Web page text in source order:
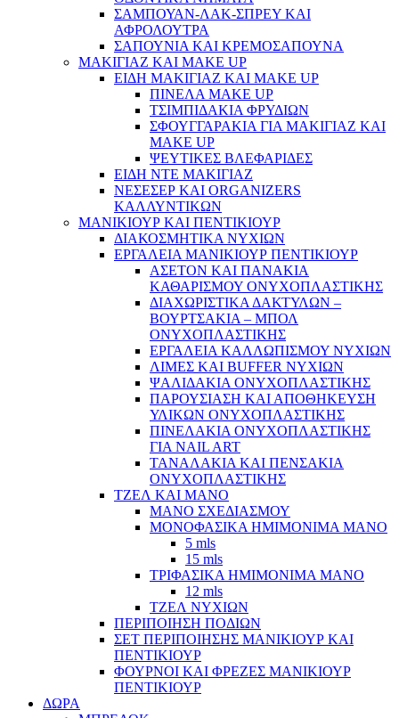
ΣΑΜΠΟΥΑΝ-ΛΑΚ-ΣΠΡΕΥ ΚΑΙ
ΑΦΡΟΛΟΥΤΡΑ
ΣΑΠΟΥΝΙΑ ΚΑΙ ΚΡΕΜΟΣΑΠΟΥΝΑ
ΜΑΚΙΓΙΑΖ ΚΑΙ MAKE UP
ΕΙΔΗ ΜΑΚΙΓΙΑΖ ΚΑΙ MAKE UP
ΠΙΝΕΛΑ MAKE UP
ΤΣΙΜΠΙΔΑΚΙΑ ΦΡΥΔΙΩΝ
ΣΦΟΥΓΓΑΡΑΚΙΑ ΓΙΑ ΜΑΚΙΓΙΑZ ΚΑΙ
MAKE UP
ΨΕΥΤΙΚΕΣ ΒΛΕΦΑΡΙΔΕΣ
ΕΙΔΗ ΝΤΕ ΜΑΚΙΓΙΑΖ
ΝΕΣΕΣΕΡ ΚΑΙ ORGANIZERS
ΚΑΛΛΥΝΤΙΚΩΝ
ΜΑΝΙΚΙΟΥΡ ΚΑΙ ΠΕΝΤΙΚΙΟΥΡ
ΔΙΑΚΟΣΜΗΤΙΚΑ ΝΥΧΙΩΝ
ΕΡΓΑΛΕΙΑ ΜΑΝΙΚΙΟΥΡ ΠΕΝΤΙΚΙΟΥΡ
ΑΣΕΤΟΝ ΚΑΙ ΠΑΝΑΚΙΑ
ΚΑΘΑΡΙΣΜΟΥ ΟΝΥΧΟΠΛΑΣΤΙΚΗΣ
ΔΙΑΧΩΡΙΣΤΙΚΑ ΔΑΚΤΥΛΩΝ –
ΒΟΥΡΤΣΑΚΙΑ – ΜΠΟΛ
ΟΝΥΧΟΠΛΑΣΤΙΚΗΣ
ΕΡΓΑΛΕΙΑ ΚΑΛΛΩΠΙΣΜΟΥ ΝΥΧΙΩΝ
ΛΙΜΕΣ ΚΑΙ BUFFER ΝΥΧΙΩΝ
ΨΑΛΙΔΑΚΙΑ ΟΝΥΧΟΠΛΑΣΤΙΚΗΣ
ΠΑΡΟΥΣΙΑΣΗ ΚΑΙ ΑΠΟΘΗΚΕΥΣΗ
ΥΛΙΚΩΝ ΟΝΥΧΟΠΛΑΣΤΙΚΗΣ
ΠΙΝΕΛΑΚΙΑ ΟΝΥΧΟΠΛΑΣΤΙΚΗΣ
ΓΙΑ NAIL ART
ΤΑΝΑΛΑΚΙΑ ΚΑΙ ΠΕΝΣΑΚΙΑ
ΟΝΥΧΟΠΛΑΣΤΙΚΗΣ
ΤΖΕΛ ΚΑΙ ΜΑΝΟ
ΜΑΝΟ ΣΧΕΔΙΑΣΜΟΥ
ΜΟΝΟΦΑΣΙΚΑ ΗΜΙΜΟΝΙΜΑ ΜΑΝΟ
5 mls
15 mls
ΤΡΙΦΑΣΙΚΑ ΗΜΙΜΟΝΙΜΑ ΜΑΝΟ
12 mls
ΤΖΕΛ ΝΥΧΙΩΝ
ΠΕΡΙΠΟΙΗΣΗ ΠΟΔΙΩΝ
ΣΕΤ ΠΕΡΙΠΟΙΗΣΗΣ ΜΑΝΙΚΙΟΥΡ ΚΑΙ
ΠΕΝΤΙΚΙΟΥΡ
ΦΟΥΡΝΟΙ ΚΑΙ ΦΡΕΖΕΣ ΜΑΝΙΚΙΟΥΡ
ΠΕΝΤΙΚΙΟΥΡ
ΔΩΡΑ